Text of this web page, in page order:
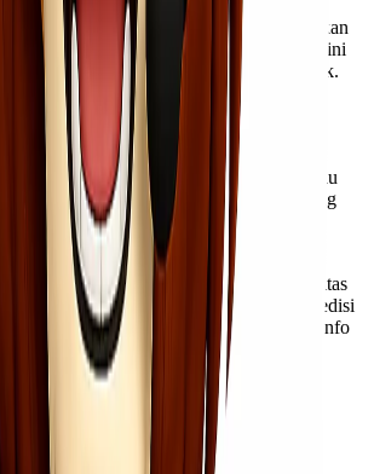
Jakarta Sofifi selalu berusaha memberikan
Salah satu cara kami melakukan ini
berbagai promo dan diskon menarik.
penawaran spesial untuk
Anda.
layanan kami, Anda bisa mendapatkan
barang dalam jumlah besar atau
pengiriman tertentu. Kami juga sering
bagi pelanggan setia yang terus
ekspedisinya kepada kami.
untuk menikmati layanan berkualitas
Kunjungi situs web resmi Ekspedisi
Sofifi secara rutin agar tidak ketinggalan info
promo menarik lainnya!
jakarta sofifi